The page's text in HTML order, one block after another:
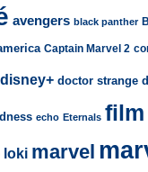
avengers black panther
Captain Marvel 2
disney+ doctor strange
echo Eternals film
loki marvel